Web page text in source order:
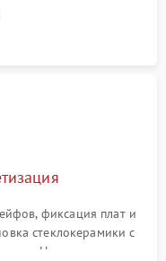
поврежденной
фиксация плат и
стеклокерамики с
Нанесение